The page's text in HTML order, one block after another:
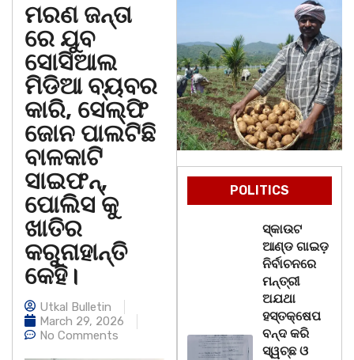
ମରଣ ଜନ୍ତା
ରେ ଯୁବ
ସୋସିଆଲ
ମିଡିଆ ବ୍ୟବର
କାରି, ସେଲ୍ଫି
ଜୋନ ପାଲଟିଛି
ବାଳକାଟି
ସାଇଫନ୍,
ପୋଲିସ କୁ
ଖାତିର
କରୁନାହାନ୍ତି
କେହି।
Utkal Bulletin
March 29, 2026
No Comments
POLITICS
ସ୍କାଉଟ
ଆଣ୍ଡ ଗାଇଡ଼
ନିର୍ବାଚନରେ
ମନ୍ତ୍ରୀ
ଅଯଥା
ହସ୍ତକ୍ଷେପ
ବନ୍ଦ କରି
ସ୍ୱଚ୍ଛ ଓ